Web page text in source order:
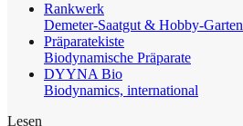
Rankwerk
Demeter-Saatgut & Hobby-Garten
Präparatekiste
Biodynamische Präparate
DYYNA Bio
Biodynamics, international
Lesen